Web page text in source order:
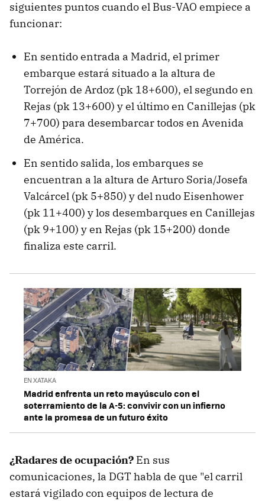
siguientes puntos cuando el Bus-VAO empiece a
funcionar:
En sentido entrada a Madrid, el primer
embarque estará situado a la altura de
Torrejón de Ardoz (pk 18+600), el segundo en
Rejas (pk 13+600) y el último en Canillejas (pk
7+700) para desembarcar todos en Avenida
de América.
En sentido salida, los embarques se
encuentran a la altura de Arturo Soria/Josefa
Valcárcel (pk 5+850) y del nudo Eisenhower
(pk 11+400) y los desembarques en Canillejas
(pk 9+100) y en Rejas (pk 15+200) donde
finaliza este carril.
EN XATAKA
Madrid enfrenta un reto mayúsculo con el
soterramiento de la A-5: convivir con un infierno
ante la promesa de un futuro éxito
¿Radares de ocupación? En sus
comunicaciones, la DGT habla de que "el carril
estará vigilado con equipos de lectura de